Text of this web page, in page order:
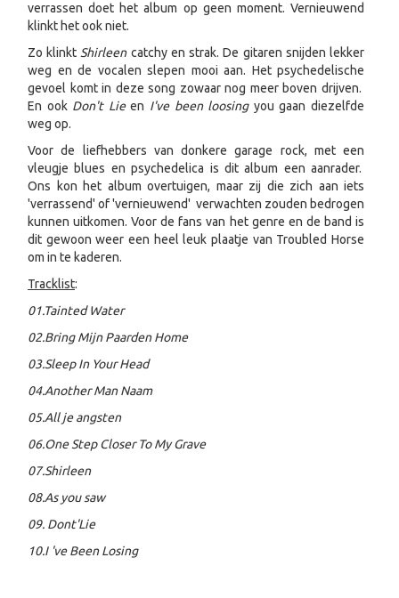
verrassen doet het album op geen moment. Vernieuwend
klinkt het ook niet.
Zo klinkt Shirleen catchy en strak. De gitaren snijden lekker
weg en de vocalen slepen mooi aan. Het psychedelische
gevoel komt in deze song zowaar nog meer boven drijven.
En ook Don't Lieen I've been loosingyou gaan diezelfde
weg op.
Voor de liefhebbers van donkere garage rock, met een
vleugje blues en psychedelica is dit album een aanrader.
Ons kon het album overtuigen, maar zij die zich aan iets
'verrassend' of 'vernieuwend' verwachten zouden bedrogen
kunnen uitkomen. Voor de fans van het genre en de band is
dit gewoon weer een heel leuk plaatje van Troubled Horse
om in te kaderen.
Tracklist:
01.Tainted Water
02.Bring Mijn Paarden Home
03.Sleep In Your Head
04.Another Man Naam
05.All je angsten
06.One Step Closer To My Grave
07.Shirleen
08.As you saw
09. Dont'Lie
10.I 've Been Losing